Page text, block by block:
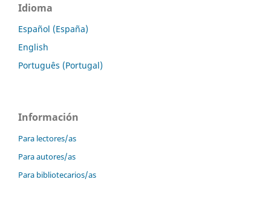
Idioma
Español (España)
English
Português (Portugal)
Información
Para lectores/as
Para autores/as
Para bibliotecarios/as